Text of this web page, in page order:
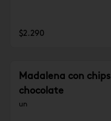
$2.290
Madalena con chips
chocolate
un